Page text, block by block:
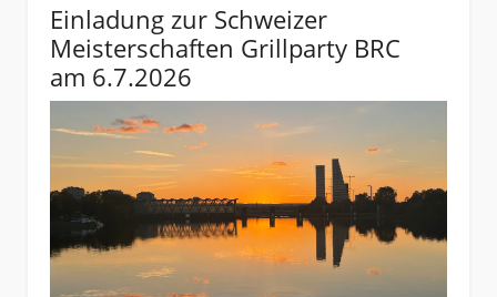
Einladung zur Schweizer
Meisterschaften Grillparty BRC
am 6.7.2026